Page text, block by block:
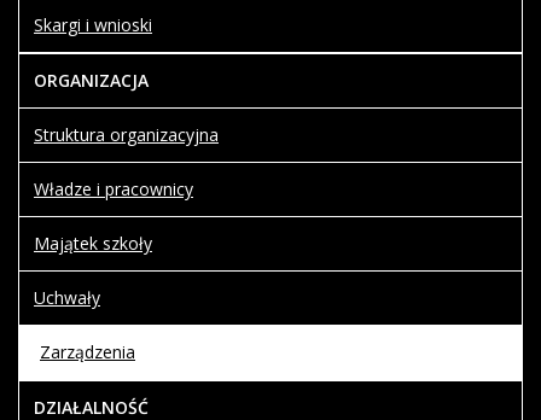
Skargi i wnioski
ORGANIZACJA
Struktura organizacyjna
Władze i pracownicy
Majątek szkoły
Uchwały
Zarządzenia
DZIAŁALNOŚĆ